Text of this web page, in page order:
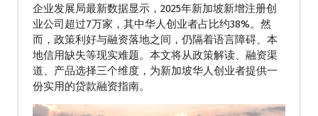
企业发展局最新数据显示，2025年新加坡新增注册创
业公司超过7万家，其中华人创业者占比约38%。然
而，政策利好与融资落地之间，仍隔着语言障碍、本
地信用缺失等现实难题。本文将从政策解读、融资渠
道、产品选择三个维度，为新加坡华人创业者提供一
份实用的贷款融资指南。